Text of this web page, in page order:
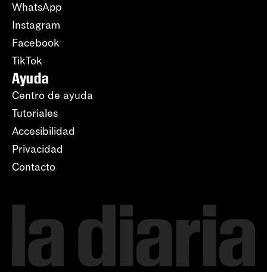
WhatsApp
Instagram
Facebook
TikTok
Ayuda
Centro de ayuda
Tutoriales
Accesibilidad
Privacidad
Contacto